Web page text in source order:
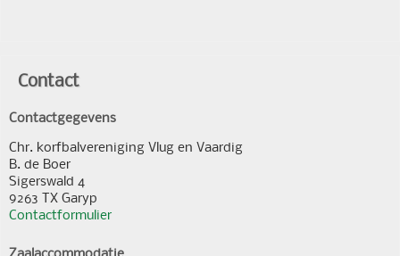
Contact
Contactgegevens
Chr. korfbalvereniging Vlug en Vaardig
B. de Boer
Sigerswald 4
9263 TX Garyp
Contactformulier
Zaalaccommodatie